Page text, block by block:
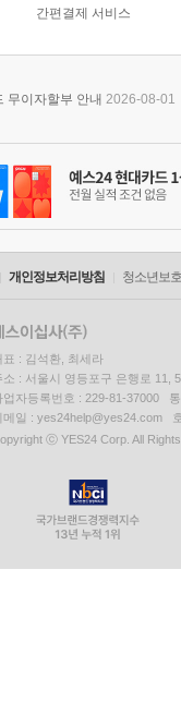
간편결제 서비스
무이자할부 안내 2026-08-01
개인정보처리방침 청소년보
표 : 김석환, 최세라
소 : 서울시 영등포구 은행로 11,
업자등록번호 : 229-81-37000
메일 : yes24help@yes24.com
ⓒ YES24 Corp. All